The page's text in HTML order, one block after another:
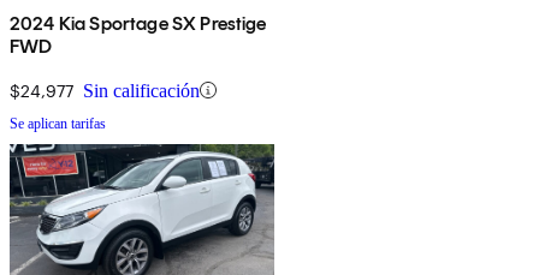
2024 Kia Sportage SX Prestige
FWD
$24,977 Sin calificación
Se aplican tarifas